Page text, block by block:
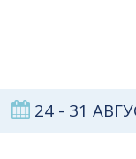
24 - 31